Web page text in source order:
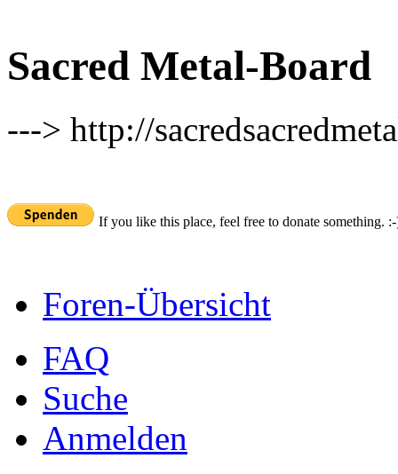
Sacred Metal-Board
---> http://
If you like this place, feel free to donate something.
Foren-Übersicht
FAQ
Suche
Anmelden